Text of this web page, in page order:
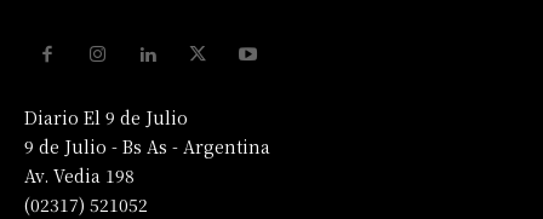
Diario El 9 de Julio
9 de Julio - Bs As - Argentina
Av. Vedia 198
(02317) 521052